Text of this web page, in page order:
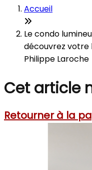
Accueil
Le condo
découvrez votre
Philippe Laroche
Cet article
Retourner à la